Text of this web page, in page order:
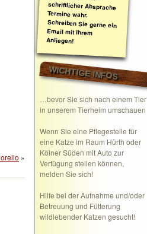
»
Anliegen!
WICHTIGE INFOS
…bevor Sie sich nach einem Tier
in unserem Tierheim umschauen
Wenn Sie eine Pflegestelle für
eine Katze im Raum Hürth oder
Kölner Süden mit Auto zur
Verfügung stellen können,
melden Sie sich!
Hilfe bei der Aufnahme und/oder
Betreuung und Fütterung
wildlebender Katzen gesucht!